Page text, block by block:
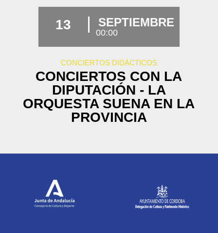
13 SEPTIEMBRE
00:00
CONCIERTOS DIDÁCTICOS
CONCIERTOS CON LA
DIPUTACIÓN - LA
ORQUESTA SUENA EN LA
PROVINCIA